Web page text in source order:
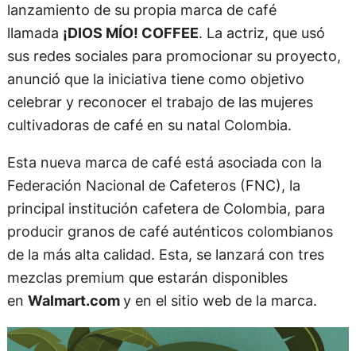
lanzamiento de su propia marca de café
llamada ¡DIOS MÍO! COFFEE. La actriz, que usó
sus redes sociales para promocionar su proyecto,
anunció que la iniciativa tiene como objetivo
celebrar y reconocer el trabajo de las mujeres
cultivadoras de café en su natal Colombia.
Esta nueva marca de café está asociada con la
Federación Nacional de Cafeteros (FNC), la
principal institución cafetera de Colombia, para
producir granos de café auténticos colombianos
de la más alta calidad. Esta, se lanzará con tres
mezclas premium que estarán disponibles
en Walmart.comy en el sitio web de la marca.